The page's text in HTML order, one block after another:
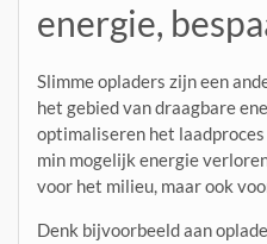
energie,
Slimme opladers zijn een
het gebied van draagbare
optimaliseren het
min mogelijk energie
voor het milieu, maar ook
Denk bijvoorbeeld aan